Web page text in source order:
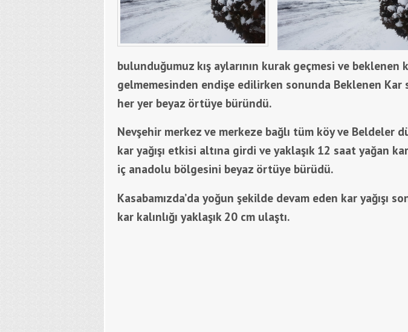
bulunduğumuz kış aylarının kurak geçmesi ve beklenen
gelmemesinden endişe edilirken sonunda Beklenen Kar
her yer beyaz örtüye büründü.
Nevşehir merkez ve merkeze bağlı tüm köy ve Beldeler
kar yağışı etkisi altına girdi ve yaklaşık 12 saat yağan
iç anadolu bölgesini beyaz örtüye bürüdü.
Kasabamızda’da yoğun şekilde devam eden kar yağışı
kar kalınlığı yaklaşık 20 cm ulaştı.